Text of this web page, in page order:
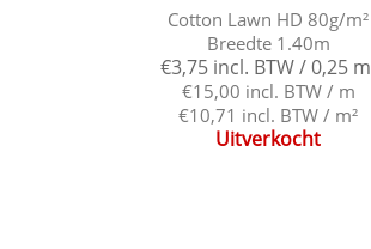
Cotton Lawn HD 80g/m²
Breedte 1.40m
€3,75 incl. BTW / 0,25 m
€15,00 incl. BTW / m
€10,71 incl. BTW / m²
Uitverkocht